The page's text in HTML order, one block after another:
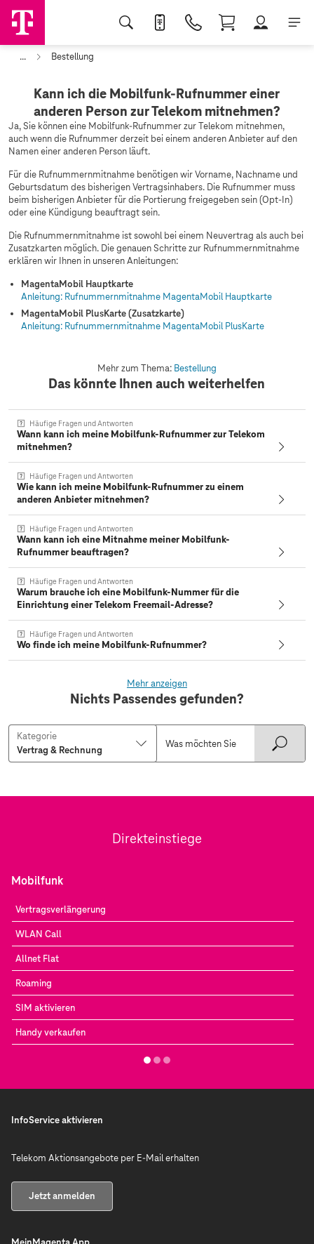
... Bestellung
Kann ich die Mobilfunk-Rufnummer einer
anderen Person zur Telekom mitnehmen?
Ja, Sie können eine Mobilfunk-Rufnummer zur Telekom mitnehmen,
auch wenn die Rufnummer derzeit bei einem anderen Anbieter auf den
Namen einer anderen Person läuft.
Für die Rufnummernmitnahme benötigen wir Vorname, Nachname und
Geburtsdatum des bisherigen Vertragsinhabers. Die Rufnummer muss
beim bisherigen Anbieter für die Portierung freigegeben sein (Opt-In)
oder eine Kündigung beauftragt sein.
Die Rufnummernmitnahme ist sowohl bei einem Neuvertrag als auch bei
Zusatzkarten möglich. Die genauen Schritte zur Rufnummernmitnahme
erklären wir Ihnen in unseren Anleitungen:
MagentaMobil Hauptkarte
Anleitung: Rufnummernmitnahme MagentaMobil Hauptkarte
MagentaMobil PlusKarte (Zusatzkarte)
Anleitung: Rufnummernmitnahme MagentaMobil PlusKarte
Mehr zum Thema: Bestellung
Das könnte Ihnen auch weiterhelfen
Häufige Fragen und Antworten
Wann kann ich meine Mobilfunk-Rufnummer zur Telekom
mitnehmen?
Häufige Fragen und Antworten
Wie kann ich meine Mobilfunk-Rufnummer zu einem
anderen Anbieter mitnehmen?
Häufige Fragen und Antworten
Wann kann ich eine Mitnahme meiner Mobilfunk-
Rufnummer beauftragen?
Häufige Fragen und Antworten
Warum brauche ich eine Mobilfunk-Nummer für die
Einrichtung einer Telekom Freemail-Adresse?
Häufige Fragen und Antworten
Wo finde ich meine Mobilfunk-Rufnummer?
Mehr anzeigen
Nichts Passendes gefunden?
Kategorie
Direkteinstiege
Mobilfunk
Vertragsverlängerung
WLAN Call
Allnet Flat
Roaming
SIM aktivieren
Handy verkaufen
InfoService aktivieren
Telekom Aktionsangebote per E-Mail erhalten
Jetzt anmelden